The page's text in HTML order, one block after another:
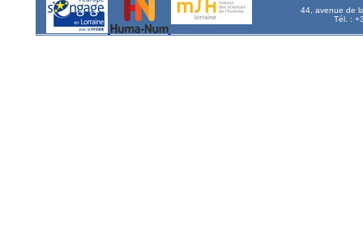
44, avenue de
Tél. :